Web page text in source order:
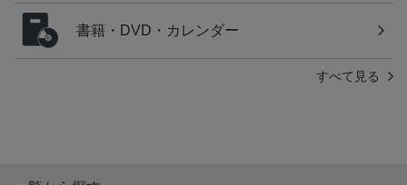
書籍・DVD・カレンダー
すべて見る